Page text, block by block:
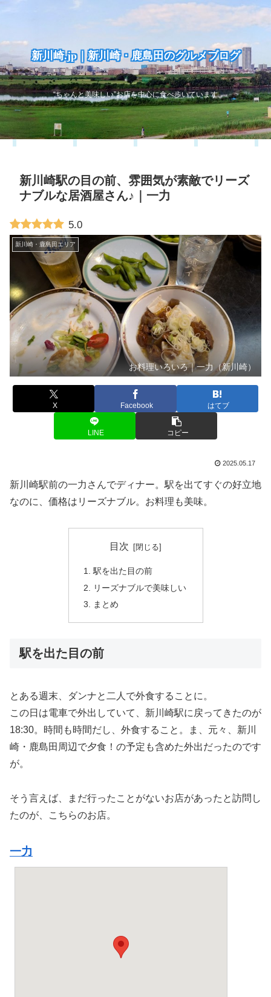
新川崎.jp｜新川崎・鹿島田のグルメブログ
“ちゃんと美味しい”お店を中心に食べ歩いています
新川崎駅の目の前、雰囲気が素敵でリーズ
ナブルな居酒屋さん♪｜一力
5.0
新川崎・鹿島田エリア
お料理いろいろ｜一力（新川崎）
X Facebook はてブ
LINE コピー
2025.05.17
新川崎駅前の一力さんでディナー。駅を出てすぐの好立地
なのに、価格はリーズナブル。お料理も美味。
目次
駅を出た目の前
リーズナブルで美味しい
まとめ
駅を出た目の前
とある週末、ダンナと二人で外食することに。
この日は電車で外出していて、新川崎駅に戻ってきたのが
18:30。時間も時間だし、外食すること。ま、元々、新川
崎・鹿島田周辺で夕食！の予定も含めた外出だったのです
が。
そう言えば、まだ行ったことがないお店があったと訪問し
たのが、こちらのお店。
一力